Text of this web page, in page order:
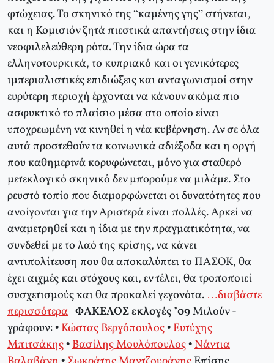
φτώχειας. Το σκηνικό της “καμένης γης” στήνεται,
και η Κομισιόν ζητά πιεστικά απαντήσεις στην ίδια
νεοφιλελεύθερη ρότα. Την ίδια ώρα τα
ελληνοτουρκικά, το κυπριακό και οι γενικότερες
ιμπεριαλιστικές επιδιώξεις και ανταγωνισμοί στην
ευρύτερη περιοχή έρχονται να κάνουν ακόμα πιο
ασφυκτικό το πλαίσιο μέσα στο οποίο είναι
υποχρεωμένη να κινηθεί η νέα κυβέρνηση. Αν σε όλα
αυτά προστεθούν τα κοινωνικά αδιέξοδα και η οργή
που καθημερινά κορυφώνεται, μόνο για σταθερό
μετεκλογικό σκηνικό δεν μπορούμε να μιλάμε. Στο
ρευστό τοπίο που διαμορφώνεται οι δυνατότητες που
ανοίγονται για την Αριστερά είναι πολλές. Αρκεί να
αναμετρηθεί και η ίδια με την πραγματικότητα, να
συνδεθεί με το λαό της κρίσης, να κάνει
αντιπολίτευση που θα αποκαλύπτει το ΠΑΣΟΚ, θα
έχει αιχμές και στόχους και, εν τέλει, θα τροποποιεί
συσχετισμούς και θα προκαλεί γεγονότα.…διαβάστε
περισσότερα ΦΑΚΕΛΟΣ εκλογές ’09Μιλούν -
γράφουν: •Κώστας Βεργόπουλος•Ευτύχης
Μπιτσάκης•Βασίλης Μουλόπουλος•Νάντια